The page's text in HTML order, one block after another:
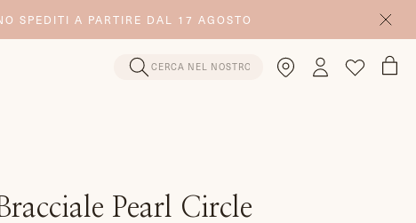
SPEDITI A PARTIRE DAL 17 AGOSTO
Pearl Circle